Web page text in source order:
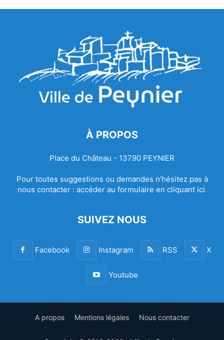
À PROPOS
Place du Château - 13790 PEYNIER
Pour toutes suggestions ou demandes n’hésitez pas à
nous contacter : accéder au formulaire en cliquant ici.
SUIVEZ NOUS
Facebook Instagram RSS X
Youtube
A propos Mentions légales Nous contacter